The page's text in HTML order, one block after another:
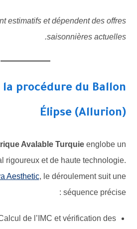
estimatifs et dépendent des offres
saisonnières actuelles.
la procédure du Ballon
Élipse (Allurion)
Avalable Turquieenglobe un
rigoureux et de haute technologie.
Aesthetic, le déroulement suit une
séquence précise :
de l’IMC et vérification des